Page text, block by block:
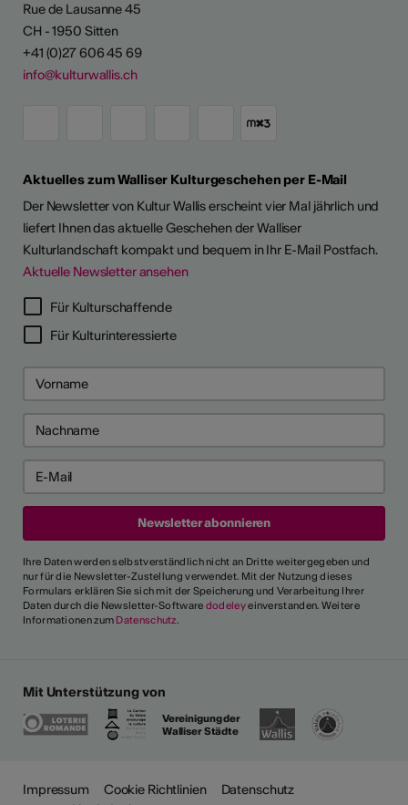
Rue de Lausanne 45
CH - 1950 Sitten
+41 (0)27 606 45 69
info@kulturwallis.ch
Aktuelles zum Walliser Kulturgeschehen per E-Mail
Der Newsletter von Kultur Wallis erscheint vier Mal jährlich und
liefert Ihnen das aktuelle Geschehen der Walliser
Kulturlandschaft kompakt und bequem in Ihr E-Mail Postfach.
Aktuelle Newsletter ansehen
Für Kulturschaffende
Für Kulturinteressierte
Ihre Daten werden selbstverständlich nicht an Dritte weitergegeben und
nur für die Newsletter-Zustellung verwendet. Mit der Nutzung dieses
Formulars erklären Sie sich mit der Speicherung und Verarbeitung Ihrer
Daten durch die Newsletter-Software dodeleyeinverstanden. Weitere
Informationen zum Datenschutz.
Mit Unterstützung von
Vereinigung der
Walliser Städte
Impressum Cookie Richtlinien
Datenschutz